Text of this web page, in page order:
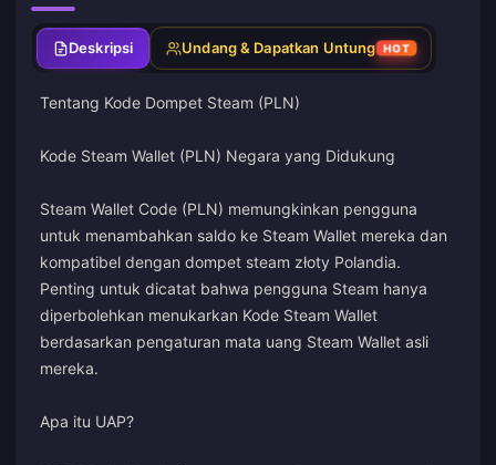
Deskripsi Undang & Dapatkan Untung HOT
Tentang Kode Dompet Steam (PLN)
Kode Steam Wallet (PLN) Negara yang Didukung
Steam Wallet Code (PLN) memungkinkan pengguna
untuk menambahkan saldo ke Steam Wallet mereka dan
kompatibel dengan dompet steam złoty Polandia.
Penting untuk dicatat bahwa pengguna Steam hanya
diperbolehkan menukarkan Kode Steam Wallet
berdasarkan pengaturan mata uang Steam Wallet asli
mereka.
Apa itu UAP?